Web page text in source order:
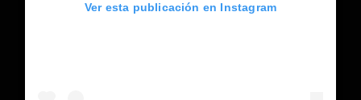
Ver esta publicación en Instagram